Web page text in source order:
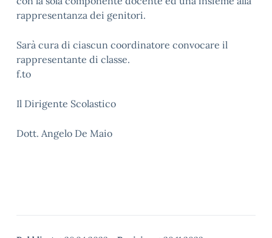
rappresentanza dei genitori.
Sarà cura di ciascun coordinatore convocare il
rappresentante di classe.
f.to
Il Dirigente Scolastico
Dott. Angelo De Maio